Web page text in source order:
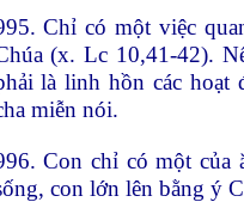
Chỉ có một việc
(x. Lc 10,41-42).
là linh hồn các
miễn nói.
Con chỉ có một của
con lớn lên bằng ý